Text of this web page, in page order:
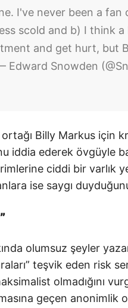
I've never been a
scold and b) I think
and get hurt, but
Edward Snowden
Billy Markus için
iddia ederek övgüyle
ciddi bir varlık
ise saygı
olumsuz şeyler
teşvik eden risk
olmadığını
geçen anonimlik